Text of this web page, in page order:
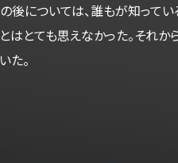
については、誰もが知ってい
はとても思えなかった。それ
た。